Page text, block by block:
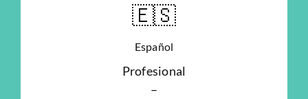
🇪🇸
Español
Profesional
–